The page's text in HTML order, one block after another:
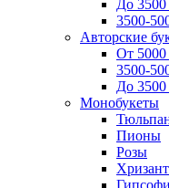
До 3500
3500-
Авторские
От 5000
3500-
До 3500
Монобукеты
Пионы
Розы